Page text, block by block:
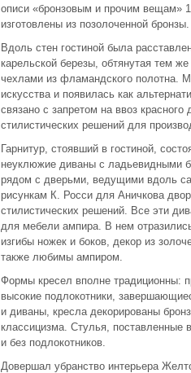
описи «бронзовым и прочим вещам»
изготовлены из позолоченной бронзы.
Вдоль стен гостиной была
карельской березы, обтянутая тем
чехлами из фламандского полотна.
искусства и появилась как
связано с запретом на ввоз
стилистических решений для
Гарнитур, стоявший в гостиной,
неуклюжие диваны с ладьевидными
рядом с дверьми, ведущими вдоль
рисункам К. Росси для Аничкова
стилистических решений. Все эти
для мебели ампира. В нем
изгибы ножек и боков, декор из
также любимы ампиром.
Формы кресел вполне традиционны:
высокие подлокотники,
и диваны, кресла декорированы
классицизма. Стулья,
и без подлокотников.
Довершал убранство интерьера